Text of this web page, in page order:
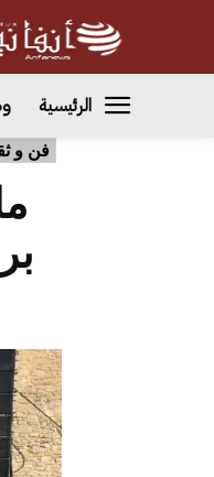
الرئيسية
فن و